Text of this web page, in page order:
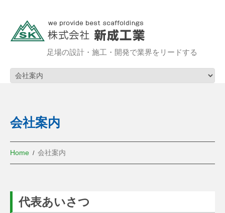
足場の設計・施工・開発で業界をリードする
会社案内
Home 会社案内
代表あいさつ